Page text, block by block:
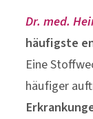
Dr. med.
häufigste
Eine
häufiger